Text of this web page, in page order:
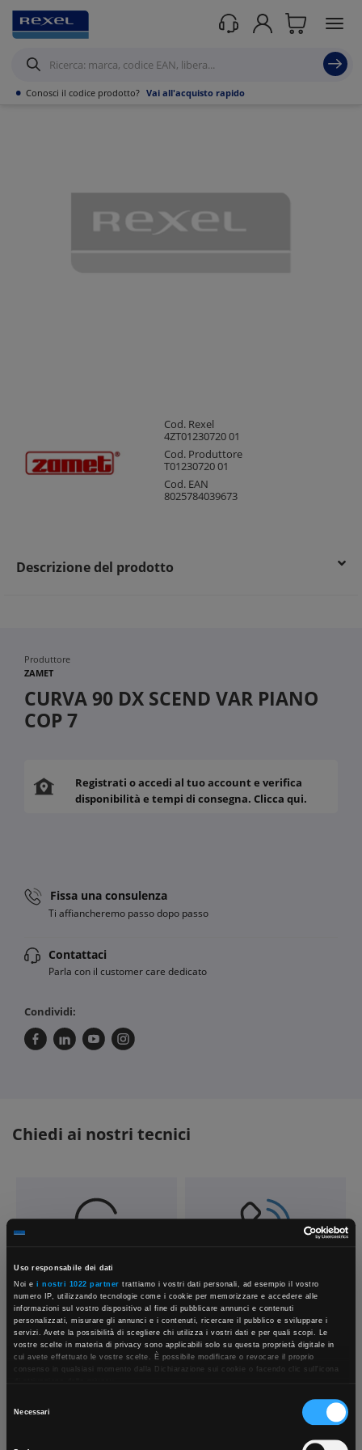
Uso responsabile dei dati
Noi ei nostri 1022 partner trattiamo i vostri dati personali, ad esempio il vostro
numero IP, utilizzando tecnologie come i cookie per memorizzare e accedere alle
informazioni sul vostro dispositivo al fine di pubblicare annunci e contenuti
personalizzati, misurare gli annunci e i contenuti, ricercare il pubblico e sviluppare i
servizi. Avete la possibilità di scegliere chi utilizza i vostri dati e per quali scopi. Le
vostre scelte in materia di privacy sono applicabili solo su questa proprietà digitale in
cui avete effettuato le vostre scelte. È possibile modificare o revocare il proprio
consenso in qualsiasi momento dalla Dichiarazione sui cookie o facendo clic sull'icona
raccogliere informazioni sulla tua posizione geografica, con un'approssimazione di
Identificare il tuo dispositivo, scansionandolo attivamente alla ricerca di
Necessari
• Conosci il codice prodotto? Vai all'acquisto rapido
×
Prodotti /Canalizzazioni Canaline Passacavi Industriali in Metallo/Curve,
Derivazioni e accessori per Canale forato
Cod. Rexel
4ZT01230720 01
Cod. Produttore
T01230720 01
Cod. EAN
8025784039673
Descrizione del prodotto
Produttore
ZAMET
CURVA 90 DX SCEND VAR PIANO
COP 7
Registrati o accedi al tuo account e verifica
disponibilità e tempi di consegna. Clicca qui.
Fissa una consulenza
Ti affiancheremo passo dopo passo
Contattaci
Parla con il customer care dedicato
Condividi:
Chiedi ai nostri tecnici
Contattaci
Parla con il customer care dedicato Ti affiancheremo passo dopo passo